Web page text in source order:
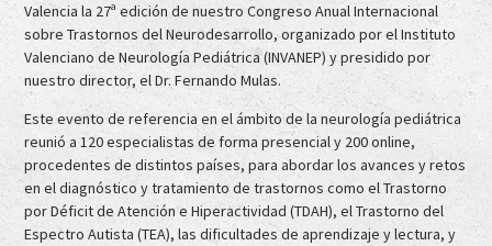
Valencia la 27ª edición de nuestro Congreso Anual Internacional
sobre Trastornos del Neurodesarrollo, organizado por el Instituto
Valenciano de Neurología Pediátrica (INVANEP) y presidido por
nuestro director, el Dr. Fernando Mulas.
Este evento de referencia en el ámbito de la neurología pediátrica
reunió a 120 especialistas de forma presencial y 200 online,
procedentes de distintos países, para abordar los avances y retos
en el diagnóstico y tratamiento de trastornos como el Trastorno
por Déficit de Atención e Hiperactividad (TDAH), el Trastorno del
Espectro Autista (TEA), las dificultades de aprendizaje y lectura, y